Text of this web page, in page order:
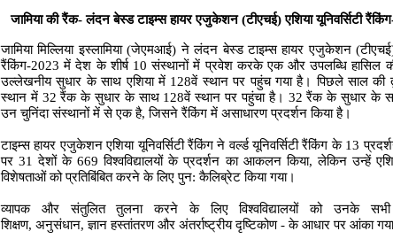
जामिया की रैंक- लंदन बेस्ड टाइम्स हायर एजुकेशन (टीएचई) एशिया यूनिवर्सिटी
जामिया मिल्लिया इस्लामिया (जेएमआई) ने लंदन बेस्ड टाइम्स हायर एजुकेशन (टीएचई)
रैंकिंग-2023 में देश के शीर्ष 10 संस्थानों में प्रवेश करके एक और उपलब्धि हासिल की
उल्लेखनीय सुधार के साथ एशिया में 128वें स्थान पर पहुंच गया है। पिछले साल की
स्थान में 32 रैंक के सुधार के साथ 128वें स्थान पर पहुंचा है। 32 रैंक के सुधार के
उन चुनिंदा संस्थानों में से एक है,जिसने रैंकिंग में असाधारण प्रदर्शन किया है।
टाइम्स हायर एजुकेशन एशिया यूनिवर्सिटी रैंकिंग ने वर्ल्ड यूनिवर्सिटी रैंकिंग के 13
पर31 देशों के669 विश्वविद्यालयों के प्रदर्शन का आकलन किया,लेकिन उन्हें
विशेषताओं को प्रतिबिंबित करने के लिए पुन: कैलिब्रेट किया गया।
व्यापक और संतुलित तुलना करने के लिए विश्वविद्यालयों को उनके
शिक्षण, अनुसंधान,ज्ञान हस्तांतरण और अंतर्राष्ट्रीय दृष्टिकोण - के आधार पर आंका